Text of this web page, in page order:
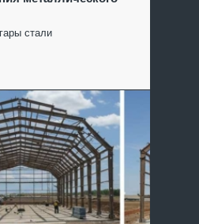
стали